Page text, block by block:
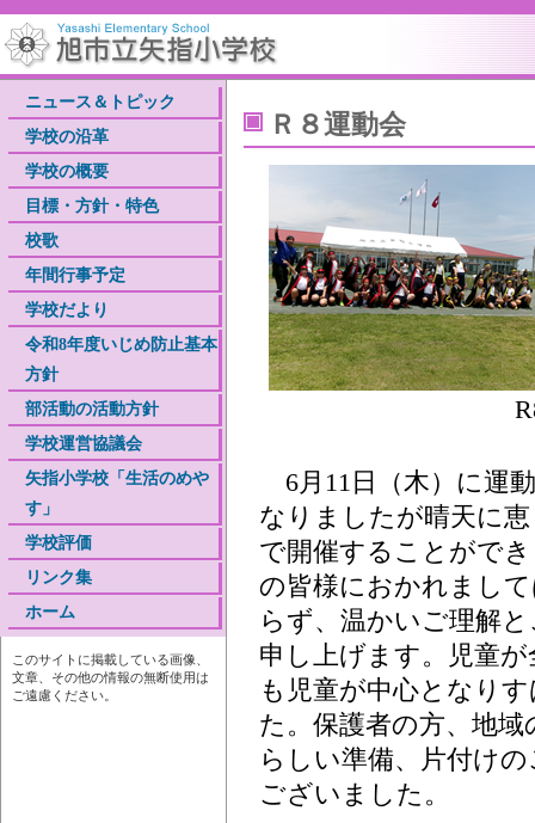
ニュース＆トピック
学校の沿革
学校の概要
目標・方針・特色
校歌
年間行事予定
学校だより
令和8年度いじめ防止基本
方針
部活動の活動方針
学校運営協議会
矢指小学校「生活のめや
す」
学校評価
リンク集
ホーム
このサイトに掲載している画像、
文章、その他の情報の無断使用は
ご遠慮ください。
Ｒ８運動会
6月11日（木）に運
なりましたが晴天に
で開催することがで
の皆様におかれまし
らず、温かいご理解
申し上げます。児童
も児童が中心となり
た。保護者の方、地
らしい準備、片付け
ございました。